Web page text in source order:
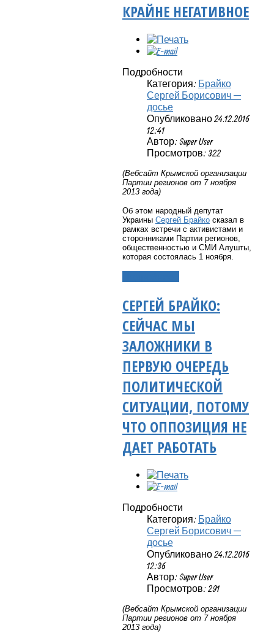
КРАЙНЕ НЕГАТИВНОЕ
Подробности
Категория: Брайко
Сергей Борисович —
досье
Опубликовано 24.12.2016
12:41
Автор: Super User
Просмотров: 322
(Вебсайт Крымской организации
Партии регионов от 7 ноября
2013 года)
Об этом народный депутат
Украины Сергей Брайко сказал в
рамках встречи с активистами и
сторонниками Партии регионов,
общественностью и СМИ Алушты,
которая состоялась 1 ноября.
СЕРГЕЙ БРАЙКО:
СЕЙЧАС МЫ
ЗАЛОЖНИКИ В
ПЕРВУЮ ОЧЕРЕДЬ
ПОЛИТИЧЕСКОЙ
СИТУАЦИИ, ПОТОМУ
ЧТО ОППОЗИЦИЯ НЕ
ДАЕТ РАБОТАТЬ
Подробности
Категория: Брайко
Сергей Борисович —
досье
Опубликовано 24.12.2016
12:36
Автор: Super User
Просмотров: 291
(Вебсайт Крымской организации
Партии регионов от 7 ноября
2013 года)